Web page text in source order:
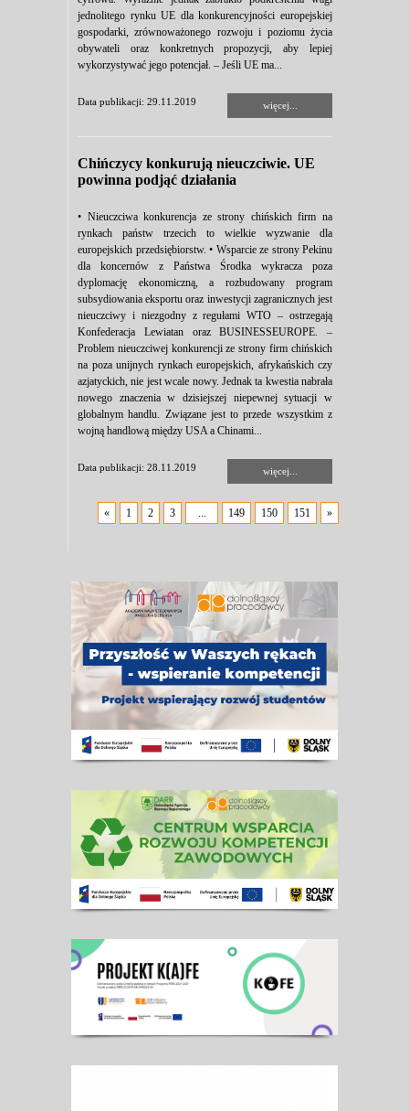
jednolitego rynku UE dla konkurencyjności europejskiej
gospodarki, zrównoważonego rozwoju i poziomu życia
obywateli oraz konkretnych propozycji, aby lepiej
wykorzystywać jego potencjał. – Jeśli UE ma...
Data publikacji: 29.11.2019 więcej...
Chińczycy konkurują nieuczciwie. UE
powinna podjąć działania
• Nieuczciwa konkurencja ze strony chińskich firm na
rynkach państw trzecich to wielkie wyzwanie dla
europejskich przedsiębiorstw. • Wsparcie ze strony Pekinu
dla koncernów z Państwa Środka wykracza poza
dyplomację ekonomiczną, a rozbudowany program
subsydiowania eksportu oraz inwestycji zagranicznych jest
nieuczciwy i niezgodny z regułami WTO – ostrzegają
Konfederacja Lewiatan oraz BUSINESSEUROPE. –
Problem nieuczciwej konkurencji ze strony firm chińskich
na poza unijnych rynkach europejskich, afrykańskich czy
azjatyckich, nie jest wcale nowy. Jednak ta kwestia nabrała
nowego znaczenia w dzisiejszej niepewnej sytuacji w
globalnym handlu. Związane jest to przede wszystkim z
wojną handlową między USA a Chinami...
Data publikacji: 28.11.2019 więcej...
« 1 2 3 ... 149 150 151 »